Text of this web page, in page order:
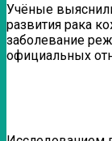
Учёные
развития рака
заболевание
официальных